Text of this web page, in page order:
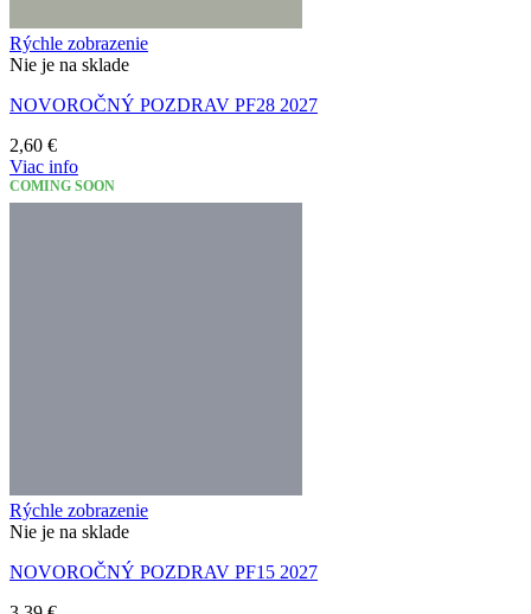
Rýchle zobrazenie
Nie je na sklade
NOVOROČNÝ POZDRAV PF28 2027
2,60 €
Viac info
COMING SOON
Rýchle zobrazenie
Nie je na sklade
NOVOROČNÝ POZDRAV PF15 2027